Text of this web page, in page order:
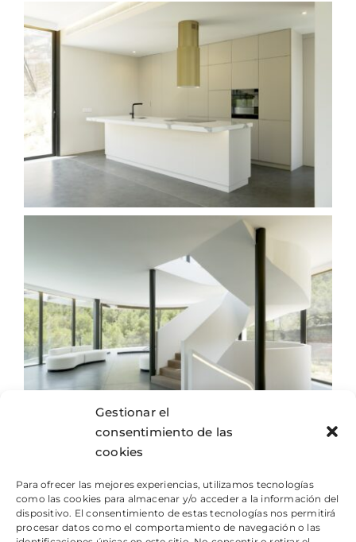
Gestionar el
consentimiento de las
cookies
Para ofrecer las mejores experiencias, utilizamos tecnologías
como las cookies para almacenar y/o acceder a la información del
dispositivo. El consentimiento de estas tecnologías nos permitirá
procesar datos como el comportamiento de navegación o las